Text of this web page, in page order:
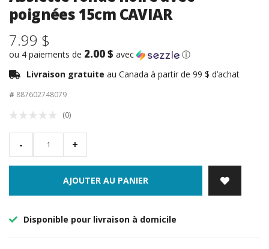
poignées 15cm CAVIAR
7.99 $
ou 4 paiements de 2.00 $ avec
ⓘ
Livraison gratuite au Canada à partir de 99 $ d’achat
# 887602748079
(0)
- +
AJOUTER AU PANIER
Disponible pour livraison à domicile